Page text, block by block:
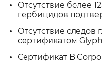
Отсутствие более
гербицидов
Отсутствие следов
сертификатом
Сертификат B